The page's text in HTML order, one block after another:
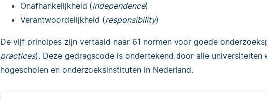
Onafhankelijkheid (independence)
Verantwoordelijkheid (responsibility)
De vijf principes zijn vertaald naar 61 normen voor goede
practices). Deze gedragscode is ondertekend door alle universiteiten
hogescholen en onderzoeksinstituten in Nederland.